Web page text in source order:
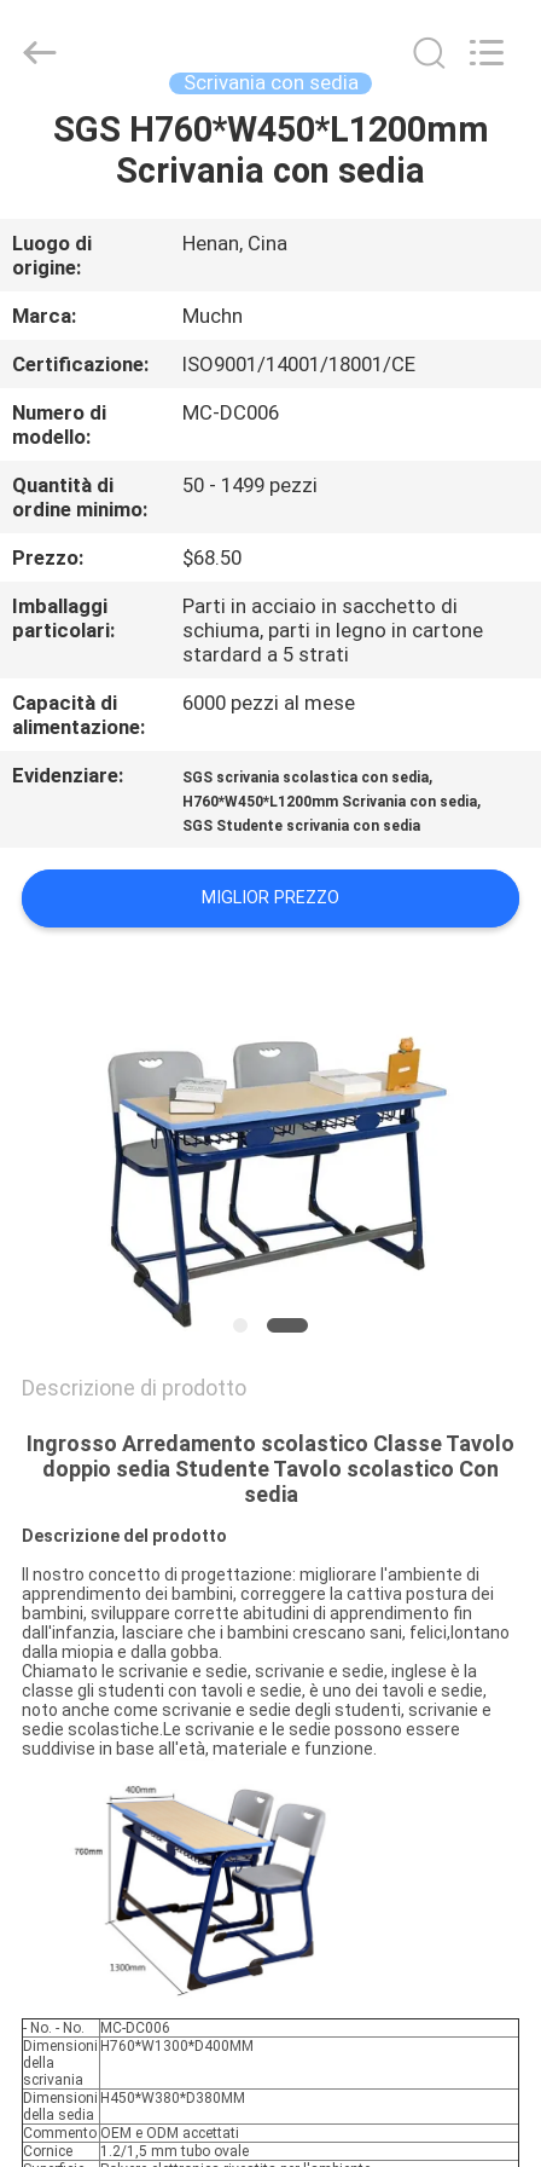
CASA
CIRCA
NOI
GIRO
DELLA
FABBRICA
CONTROLLO
DI
QUALITÀ
CONTATTICI
RICHIEDA
UNA
PRIVACY
POLICY
Ltd..
Scrivania con sedia
SGS H760*W450*L1200mm
Scrivania con sedia
Luogo di
origine:
Henan, Cina
Marca:
Muchn
Certificazione:
ISO9001/14001/18001/CE
Numero di
modello:
MC-DC006
Quantità di
ordine minimo:
50 - 1499 pezzi
Prezzo:
$68.50
Imballaggi
particolari:
Parti in acciaio in sacchetto di
schiuma, parti in legno in cartone
stardard a 5 strati
Capacità di
alimentazione:
6000 pezzi al mese
Evidenziare: SGS scrivania scolastica con sedia,
H760*W450*L1200mm Scrivania con sedia,
SGS Studente scrivania con sedia
MIGLIOR PREZZO
Descrizione di prodotto
Ingrosso Arredamento scolastico Classe Tavolo
doppio sedia Studente Tavolo scolastico Con
sedia
Descrizione del prodotto
Il nostro concetto di progettazione: migliorare l'ambiente di
apprendimento dei bambini, correggere la cattiva postura dei
bambini, sviluppare corrette abitudini di apprendimento fin
dall'infanzia, lasciare che i bambini crescano sani, felici,lontano
dalla miopia e dalla gobba.
Chiamato le scrivanie e sedie, scrivanie e sedie, inglese è la
classe gli studenti con tavoli e sedie, è uno dei tavoli e sedie,
noto anche come scrivanie e sedie degli studenti, scrivanie e
sedie scolastiche.Le scrivanie e le sedie possono essere
suddivise in base all'età, materiale e funzione.
- No. - No.
MC-DC006
Dimensioni
della
scrivania
H760*W1300*D400MM
Dimensioni
della sedia
H450*W380*D380MM
Commento OEM e ODM accettati
Cornice
1.2/1,5 mm tubo ovale